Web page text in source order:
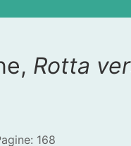
Rotta
168